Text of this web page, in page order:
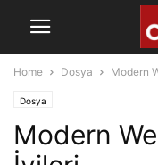
Home Dosya Modern
Dosya
Modern